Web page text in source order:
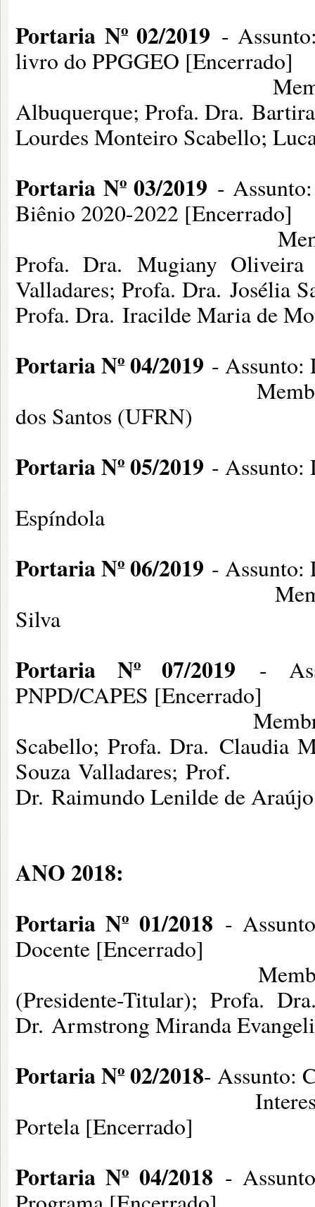
Portaria Nº 02/2019 -
livro do PPGGEO [Encerrado]
Membros: Prof.
Albuquerque; Profa. Dra.
Lourdes Monteiro Scabello;
Portaria Nº 03/2019 -
Biênio 2020-2022 [Encerrado]
Membros: Prof.
Profa. Dra. Mugiany
Valladares; Profa.
Profa. Dra. Iracilde Maria de
Portaria Nº 04/2019 - Assunto:
Membros: Profa.
dos Santos (UFRN)
Portaria Nº 05/2019 - Assunto:
Espíndola
Portaria Nº 06/2019 - Assunto:
Membros: Profa.
Silva
Portaria Nº 07/2019 -
PNPD/CAPES [Encerrado]
Membros: Profa.
Scabello; Profa. Dra. Claudia
Souza
Dr. Raimundo Lenilde de
ANO 2018:
Portaria Nº 01/2018 -
Docente [Encerrado]
Membros: Prof. Dr.
(Presidente-Titular); Profa.
Dr. Armstrong
Portaria Nº 02/2018- Assunto:
Interessada -
Portela [Encerrado]
Portaria Nº 04/2018 -